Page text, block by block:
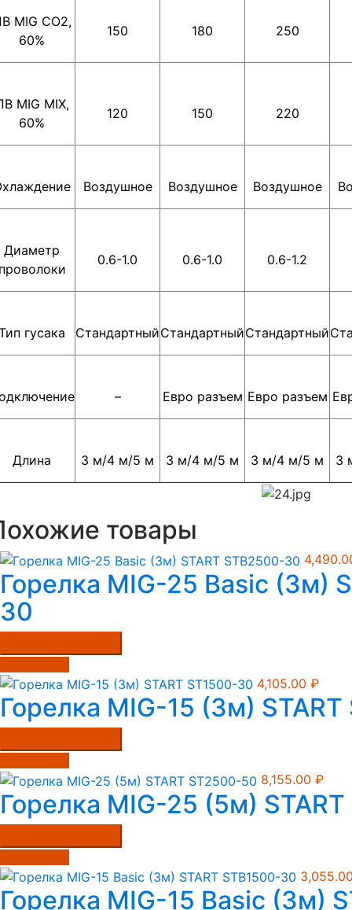
MIG CO2,
60%
150 180 250
MIG MIX,
60%
120 150 220
Воздушное Воздушное Воздушное
Диаметр
0.6-1.0 0.6-1.0 0.6-1.2
гусака СтандартныйСтандартныйСтандартный
– Евро разъем Евро разъем
Длина 3 м/4 м/5 м 3 м/4 м/5 м 3 м/4 м/5 м 3
товары
Горелка MIG-25 Basic (3м)
30
4,105.00 ₽
Горелка MIG-15 (3м)
8,155.00 ₽
Горелка MIG-25 (5м)
Горелка MIG-15 Basic (3м)